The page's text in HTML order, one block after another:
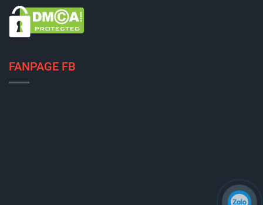
FANPAGE FB